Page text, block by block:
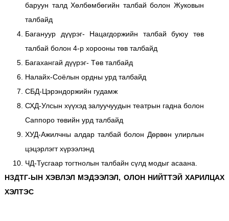
баруун талд Хөлбөмбөгийн талбай болон Жуковын
талбайд
Багануур дүүрэг- Нацагдоржийн талбай буюу төв
талбай болон 4-р хорооны төв талбайд
Багахангай дүүрэг- Төв талбайд
Налайх-Соёлын ордны урд талбайд
СБД-Цэрэндоржийн гудамж
СХД-Улсын хүүхэд залуучуудын театрын гадна болон
Саппоро төвийн урд талбайд
ХУД-Ажилчны алдар талбай болон Дөрвөн улирлын
цэцэрлэгт хүрээлэнд
ЧД-Тусгаар тогтнолын талбайн сүлд модыг асаана.
НЗДТГ-ЫН ХЭВЛЭЛ МЭДЭЭЛЭЛ, ОЛОН НИЙТТЭЙ ХАРИЛЦАХ
ХЭЛТЭС